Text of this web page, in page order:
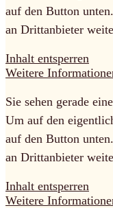
auf den Button
an Drittanbieter
Inhalt entsperren
Weitere
Sie sehen gerade
Um auf den
auf den Button
an Drittanbieter
Inhalt entsperren
Weitere